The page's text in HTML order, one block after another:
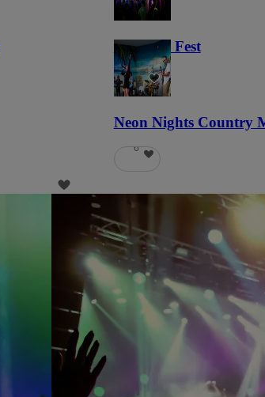
Haunted Fest
58
Neon Nights Country
6